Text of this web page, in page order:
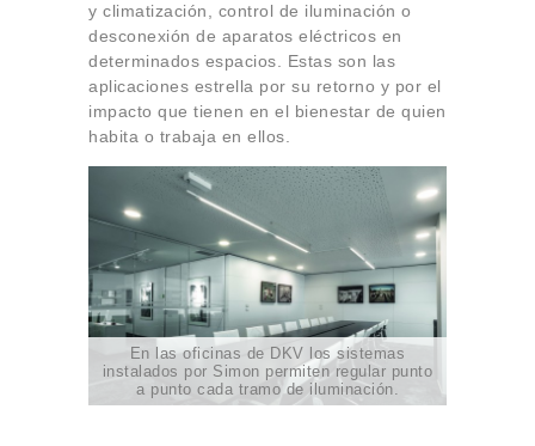
y climatización, control de iluminación o
desconexión de aparatos eléctricos en
determinados espacios. Estas son las
aplicaciones estrella por su retorno y por el
impacto que tienen en el bienestar de quien
habita o trabaja en ellos.
En las oficinas de DKV los sistemas
instalados por Simon permiten regular punto
a punto cada tramo de iluminación.